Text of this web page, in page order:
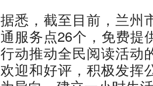
据悉，截至目前，兰州
通服务点26个，免费提
行动推动全民阅读活动
欢迎和好评，积极发挥